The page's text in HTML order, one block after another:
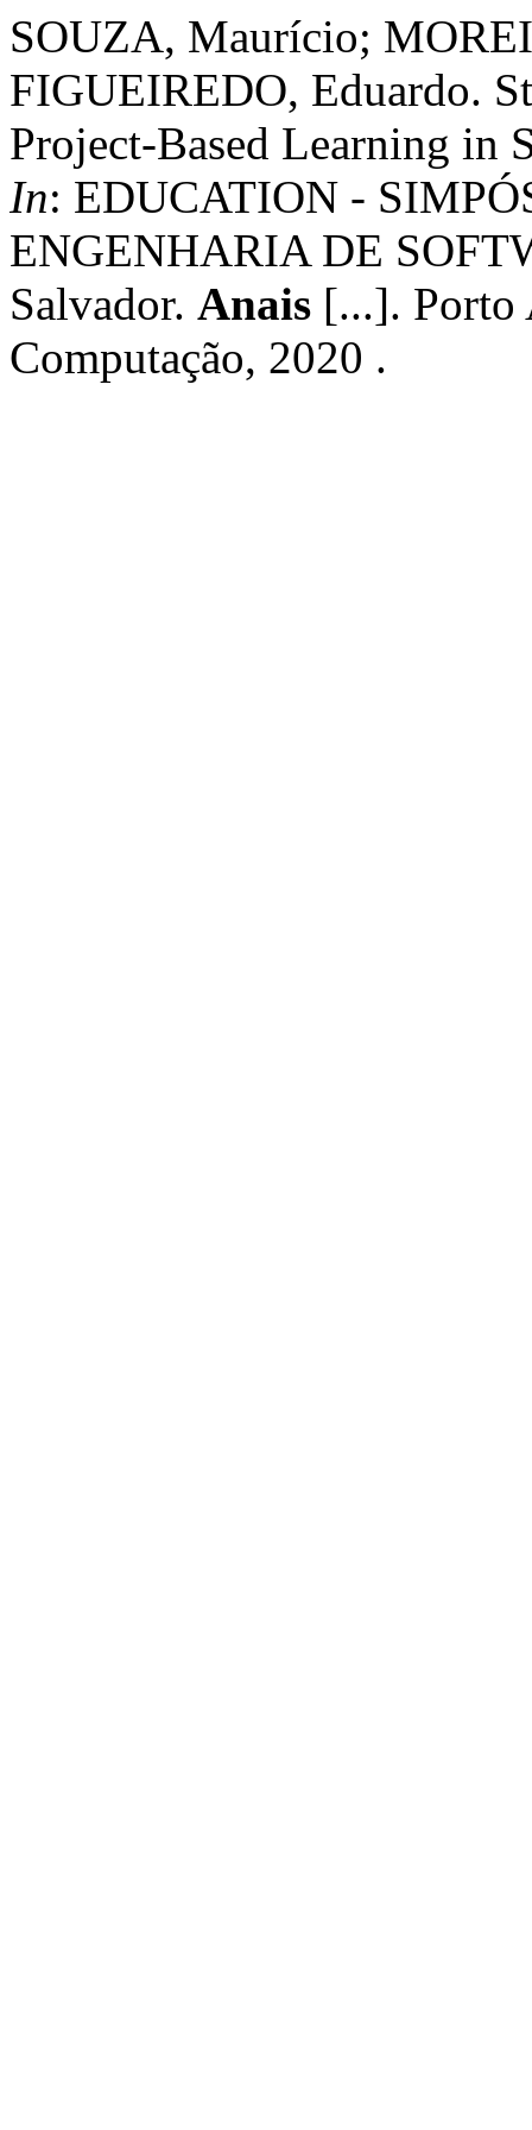
SOUZA, Maurício;
FIGUEIREDO, Eduardo.
Project-Based Learning in
In: EDUCATION -
ENGENHARIA DE
Salvador. Anais [...]. Porto
Computação, 2020 .